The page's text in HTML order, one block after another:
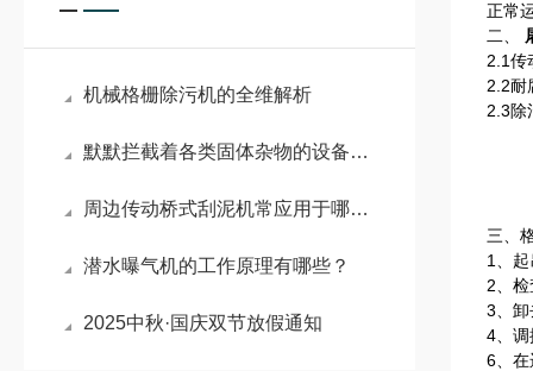
机械格栅除污机的全维解析
默默拦截着各类固体杂物的设备就是回转式格栅清污机
周边传动桥式刮泥机常应用于哪些场景？
潜水曝气机的工作原理有哪些？
2025中秋·国庆双节放假通知
正常
二、
2.1传
2.2耐
2.3除
三、
1、
2、
3、卸
4、调
6、在